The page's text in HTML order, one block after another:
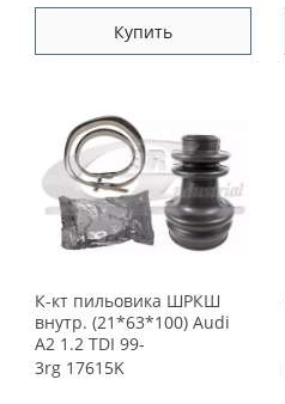
Купить
К-кт пильовика ШРКШ
внутр. (21*63*100) Audi
A2 1.2 TDI 99-
3rg 17615K